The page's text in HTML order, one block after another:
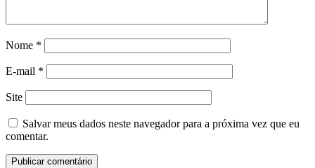
Nome *
E-mail *
Site
Salvar meus dados neste navegador para a próxima vez que eu
comentar.